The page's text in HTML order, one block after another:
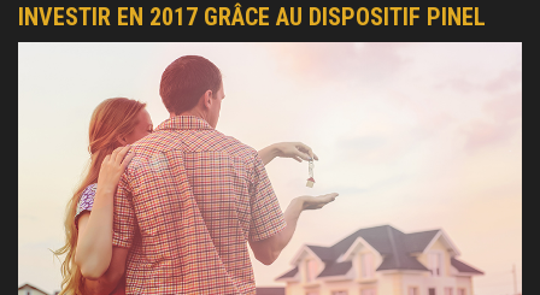
INVESTIR EN 2017 GRÂCE AU DISPOSITIF PINEL